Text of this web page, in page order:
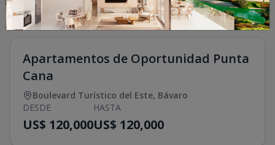
Apartamentos de Oportunidad Punta
Cana
Boulevard Turístico del Este, Bávaro
DESDE
US$ 120,000
HASTA
US$ 120,000